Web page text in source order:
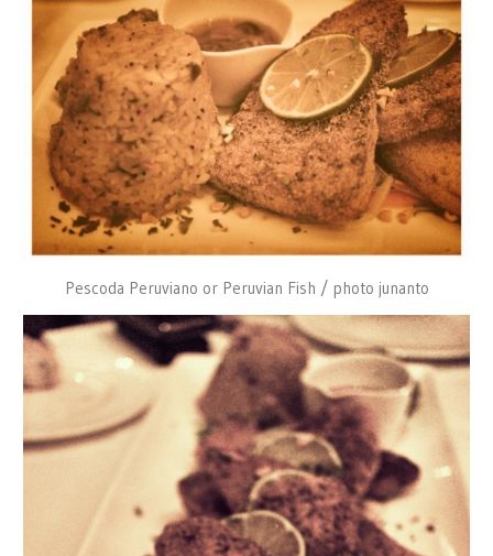
Pescoda Peruviano or Peruvian Fish / photo junanto